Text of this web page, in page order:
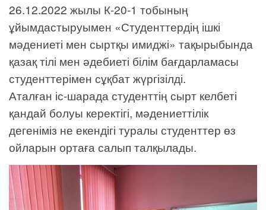
26.12.2022 жылы К-20-1 тобының
ұйымдастыруымен «Студенттердің ішкі
мәдениеті мен сыртқы имиджі» тақырыбында
қазақ тілі мен әдебиеті білім бағдарламасы
студенттерімен сұқбат жүргізілді.
Аталған іс-шарада студенттің сырт келбеті
қандай болуы керектігі, мәдениеттілік
дегеніміз не екендігі туралы студенттер өз
ойларын ортаға салып талқылады.